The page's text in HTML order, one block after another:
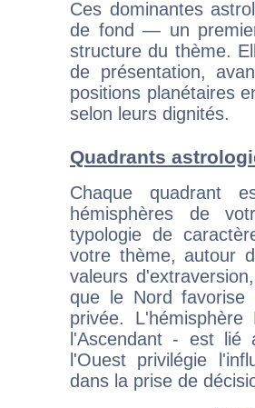
Ces dominantes
de fond — un
structure du thème.
de présentation,
positions planétaires
selon leurs dignités.
Quadrants
Chaque quadrant
hémisphères de
typologie de
votre thème, autour
valeurs
que le Nord favorise
privée.
l'Ascendant - est
l'Ouest privilégie
dans la prise de